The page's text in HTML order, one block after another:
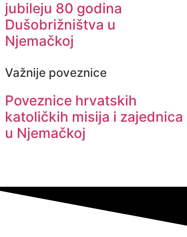
jubileju 80 godina
Dušobrižništva u
Njemačkoj
Važnije poveznice
Poveznice hrvatskih
katoličkih misija i zajednica
u Njemačkoj